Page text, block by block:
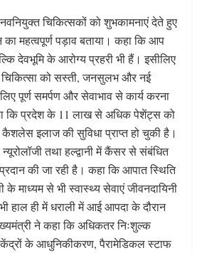
चिकित्सकों को शुभकामनाएं देते हुए
महत्वपूर्ण पड़ाव बताया। कहा कि आप
देवभूमि के आरोग्य प्रहरी भी हैं। इसीलिए
को सस्ती, जनसुलभ और नई
पूर्ण समर्पण और सेवाभाव से कार्य करना
कि प्रदेश के 11 लाख से अधिक पेशेंट्स को
इलाज की सुविधा प्राप्त हो चुकी है।
तथा हल्द्वानी में कैंसर से संबंधित
की जा रही है। कहा कि आपात स्थिति
के माध्यम से भी स्वास्थ्य सेवाएं जीवनदायिनी
हाल ही में धराली में आई आपदा के दौरान
ने कहा कि अधिकतर निःशुल्क
केंद्रों के आधुनिकीकरण, पैरामेडिकल स्टाफ